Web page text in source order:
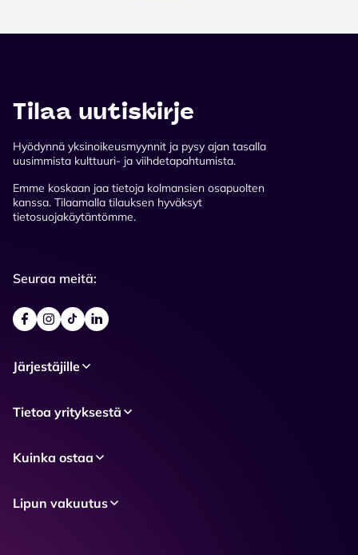
Tilaa uutiskirje
Hyödynnä yksinoikeusmyynnit ja pysy ajan tasalla
uusimmista kulttuuri- ja viihdetapahtumista.
Emme koskaan jaa tietoja kolmansien osapuolten
kanssa. Tilaamalla tilauksen hyväksyt
tietosuojakäytäntömme.
Seuraa meitä:
Järjestäjille
Tietoa yrityksestä
Kuinka ostaa
Lipun vakuutus